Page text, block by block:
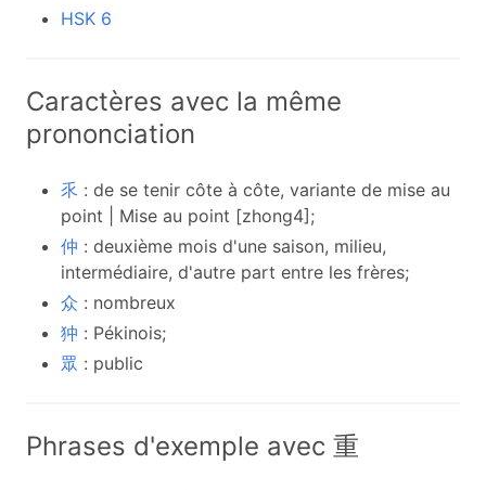
HSK 6
Caractères avec la même
prononciation
乑 : de se tenir côte à côte, variante de mise au
point | Mise au point [zhong4];
仲 : deuxième mois d'une saison, milieu,
intermédiaire, d'autre part entre les frères;
众 : nombreux
狆 : Pékinois;
眾 : public
Phrases d'exemple avec 重